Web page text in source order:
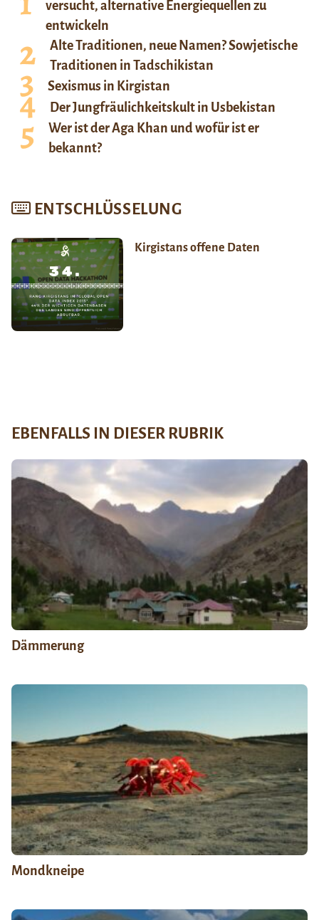
versucht, alternative Energiequellen zu
entwickeln
Alte Traditionen, neue Namen? Sowjetische
Traditionen in Tadschikistan
Sexismus in Kirgistan
Der Jungfräulichkeitskult in Usbekistan
Wer ist der Aga Khan und wofür ist er
bekannt?
ENTSCHLÜSSELUNG
Kirgistans offene Daten
EBENFALLS IN DIESER RUBRIK
Dämmerung
Mondkneipe